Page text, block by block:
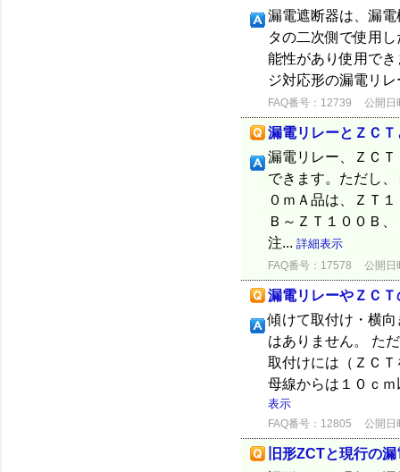
漏電遮断器は、漏
タの二次側で使用
能性があり使用で
ジ対応形の漏電リ
FAQ番号：12739 公開日
漏電リレーとＺＣ
漏電リレー、ＺＣ
できます。ただし
０ｍＡ品は、ＺＴ
Ｂ～ＺＴ１００Ｂ
注... 詳細表示
FAQ番号：17578 公開日
漏電リレーやＺＣ
傾けて取付け・横
はありません。 た
取付けには（ＺＣ
母線からは１０ｃ
表示
FAQ番号：12805 公開日
旧形ZCTと現行の